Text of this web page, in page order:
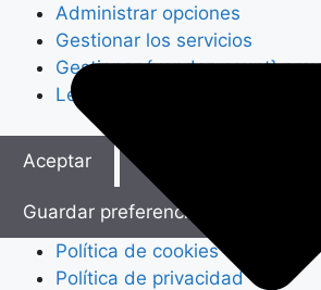
Administrar opciones
Gestionar los servicios
Gestionar {vendor_count}
Leer más sobre estos
Aceptar Ver
Guardar preferencias
Ver
Política de cookies
Política de privacidad